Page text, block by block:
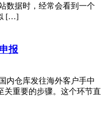
数据时，经常会看到一个
[…]
报
内仓库发往海外客户手中
关重要的步骤。这个环节直